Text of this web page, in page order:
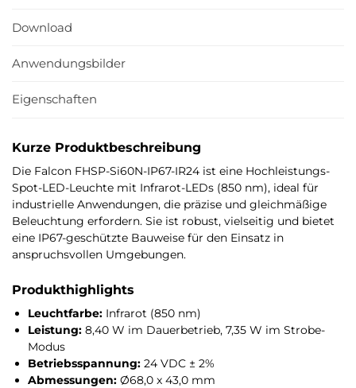
Download
Anwendungsbilder
Eigenschaften
Kurze Produktbeschreibung
Die Falcon FHSP-Si60N-IP67-IR24 ist eine Hochleistungs-
Spot-LED-Leuchte mit Infrarot-LEDs (850 nm), ideal für
industrielle Anwendungen, die präzise und gleichmäßige
Beleuchtung erfordern. Sie ist robust, vielseitig und bietet
eine IP67-geschützte Bauweise für den Einsatz in
anspruchsvollen Umgebungen.
Produkthighlights
Leuchtfarbe: Infrarot (850 nm)
Leistung: 8,40 W im Dauerbetrieb, 7,35 W im Strobe-
Modus
Betriebsspannung: 24 VDC ± 2%
Abmessungen: Ø68,0 x 43,0 mm